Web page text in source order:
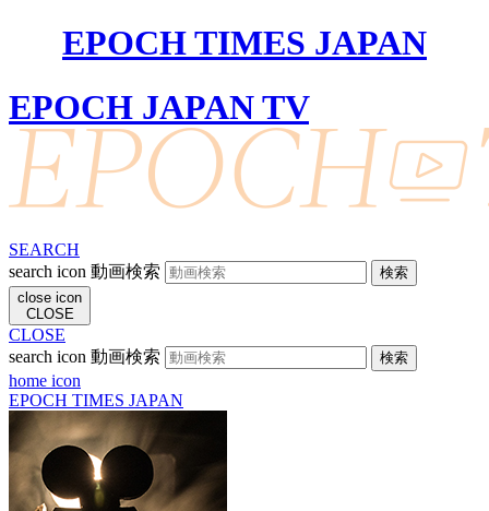
EPOCH TIMES JAPAN
EPOCH JAPAN TV
SEARCH
search icon 動画検索
close icon
CLOSE
CLOSE
search icon 動画検索
home icon
EPOCH TIMES JAPAN